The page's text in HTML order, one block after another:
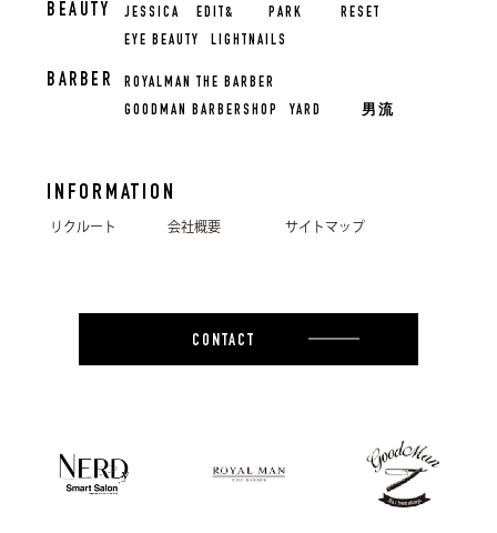
BEAUTY JESSICA EDIT& PARK
RESET
EYE BEAUTY
LIGHTNAILS
BARBER
ROYALMAN THE BARBER
GOODMAN BARBERSHOP
YARD 男流
INFORMATION
リクルート 会社概要 サイトマップ
CONTACT